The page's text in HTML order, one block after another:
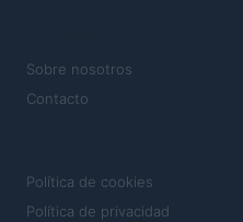
Sobre nosotros
Contacto
Política de cookies
Política de privacidad